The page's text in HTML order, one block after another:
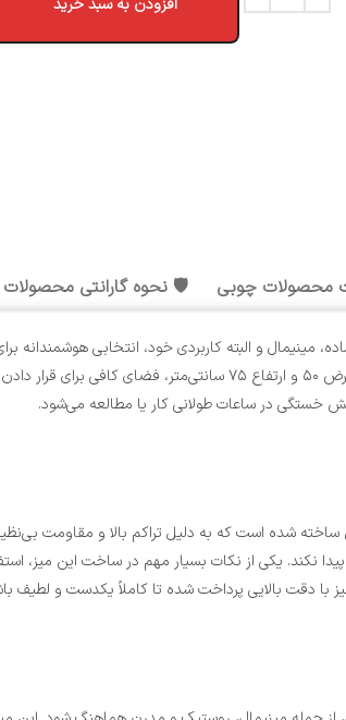
افزودن به سبد خرید
محصولات چوبی 🛡️ نحوه گارانتی محصولات
مینیمال و البته کاربردی خود، انتخابی
ارگونومیک، نه تنها جلوه‌ای گرم و طبیعی به محیط می‌بخشد، بلکه با ابعاد
خستگی در ساعات طولانی کار یا مطالعه می‌شود.
ساخته شده است که به دلیل تراکم بالا و مقاومت
دقت بالایی پرداخت شده تا کاملاً یکدست و لطیف